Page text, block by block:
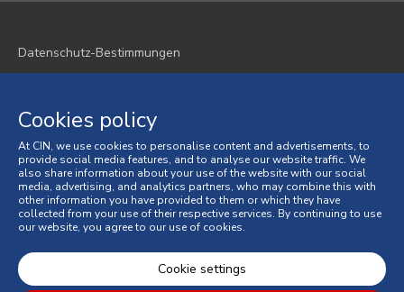
Datenschutz-Bestimmungen
Geschäftsbedingungen
Allgemeine Verkaufsbedingungen
Verbraucherstreitigkeiten
Online-Beschwerdebuch
© 2026 CIN, S.A.
Cookies policy
At CIN, we use cookies to personalise content and advertisements, to
provide social media features, and to analyse our website traffic. We
also share information about your use of the website with our social
media, advertising, and analytics partners, who may combine this with
other information you have provided to them or which they have
collected from your use of their respective services. By continuing to use
our website, you agree to our use of cookies.
Cookie settings